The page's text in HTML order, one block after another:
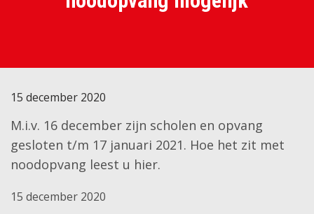
15 december 2020
M.i.v. 16 december zijn scholen en opvang
gesloten t/m 17 januari 2021. Hoe het zit met
noodopvang leest u hier.
15 december 2020